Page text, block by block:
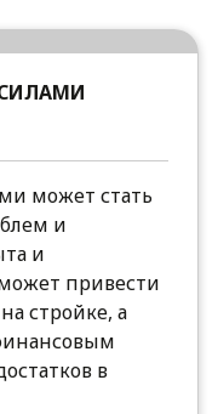
может стать
и
и
привести
стройке, а
в